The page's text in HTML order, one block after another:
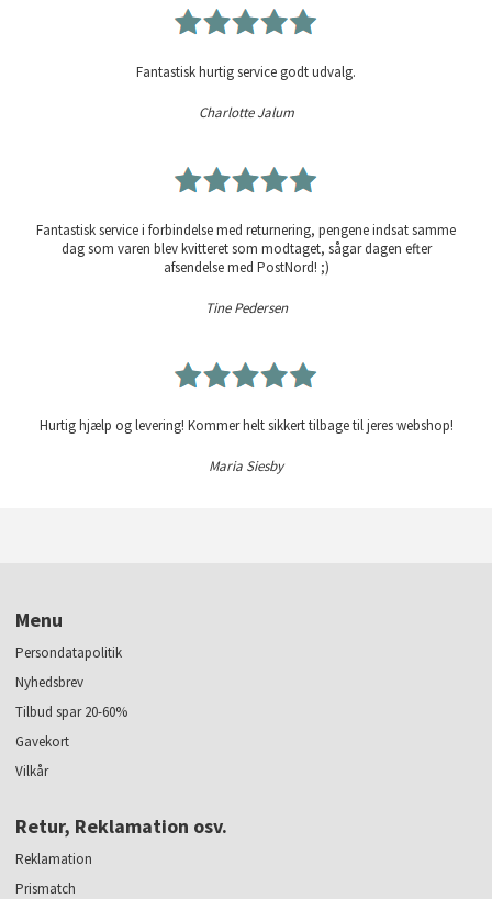
Fantastisk hurtig service godt udvalg.
Charlotte Jalum
Fantastisk service i forbindelse med returnering, pengene indsat samme
dag som varen blev kvitteret som modtaget, sågar dagen efter
afsendelse med PostNord! ;)
Tine Pedersen
Hurtig hjælp og levering! Kommer helt sikkert tilbage til jeres webshop!
Maria Siesby
Menu
Persondatapolitik
Nyhedsbrev
Tilbud spar 20-60%
Gavekort
Vilkår
Retur, Reklamation osv.
Reklamation
Prismatch